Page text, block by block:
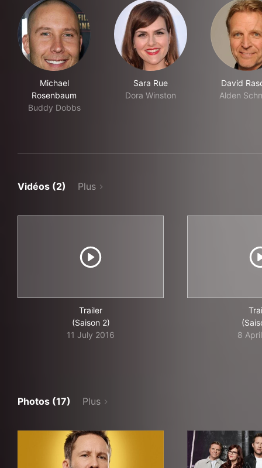
Michael
Rosenbaum
Buddy Dobbs
Sara Rue
Dora Winston
David
Alden
Vidéos (2) Plus
Trailer
(Saison 2)
11 July 2016
8
Photos (17) Plus